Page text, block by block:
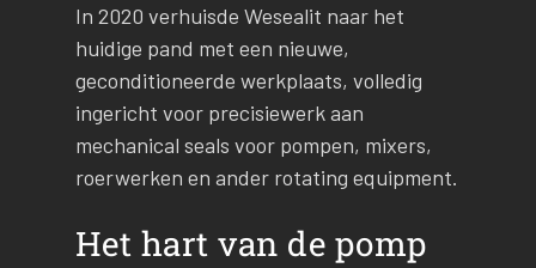
In 2020 verhuisde Wesealit naar het
huidige pand met een nieuwe,
geconditioneerde werkplaats, volledig
ingericht voor precisiewerk aan
mechanical seals voor pompen, mixers,
roerwerken en ander rotating equipment.
Het hart van de pomp